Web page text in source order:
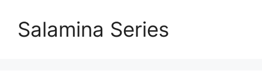
Salamina Series